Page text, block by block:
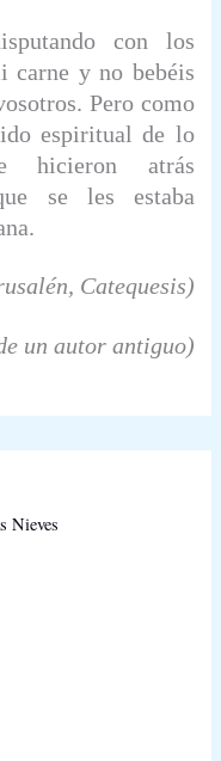
con los
carne y no bebéis
Pero como
espiritual de lo
hicieron atrás
se les estaba
Catequesis)
un autor antiguo)
Nieves